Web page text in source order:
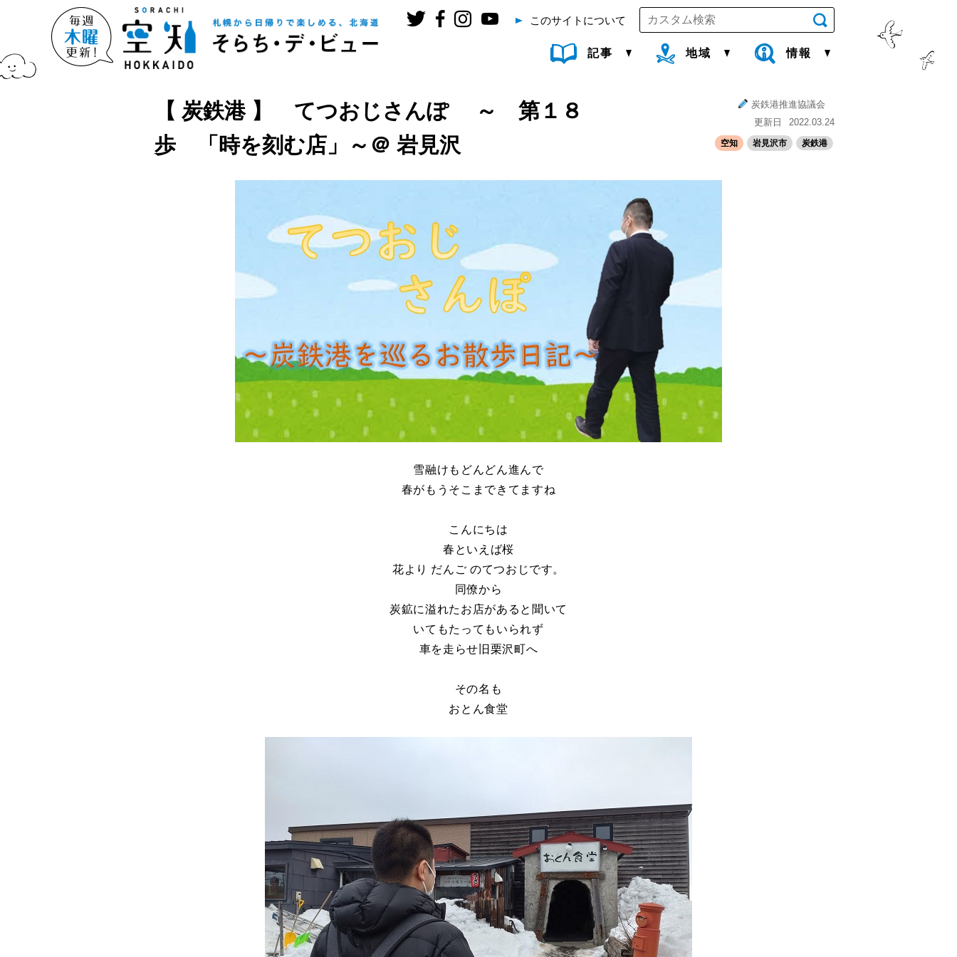
このサイトについて
記事 地域 情報
【 炭鉄港 】 てつおじさんぽ ～ 第１８
歩 「時を刻む店」～＠ 岩見沢
炭鉄港推進協議会
更新日
2022.03.24
空知 岩見沢市 炭鉄港
雪融けもどんどん進んで
春がもうそこまできてますね
こんにちは
春といえば桜
花より だんご のてつおじです。
同僚から
炭鉱に溢れたお店があると聞いて
いてもたってもいられず
車を走らせ旧栗沢町へ
その名も
おとん食堂